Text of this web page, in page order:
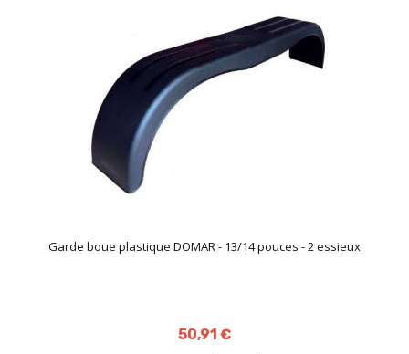
Garde boue plastique DOMAR - 13/14 pouces - 2 essieux
50,91 €